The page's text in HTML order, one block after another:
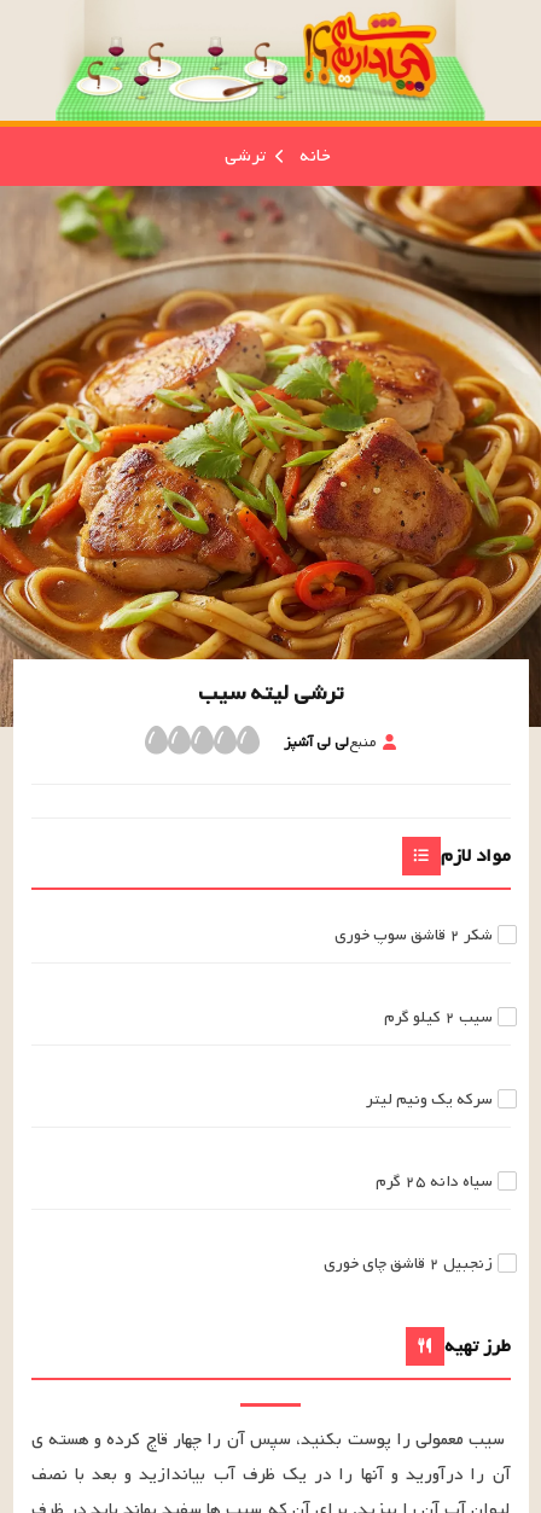
خانه ترشی
ترشی لیته سیب
منبعلی لی آشپز
مواد لازم
شکر ۲ قاشق سوپ خوری
سیب ۲ کیلو گرم
سرکهیک ونیملیتر
سیاه دانه۲۵ گرم
زنجبیل ۲ قاشق چای خوری
طرز تهیه